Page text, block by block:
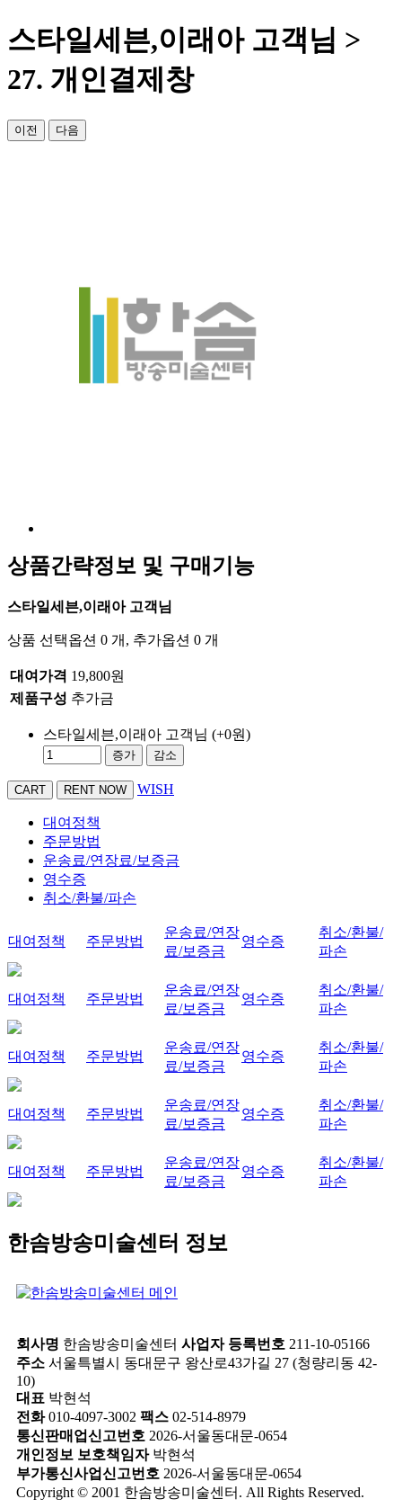
스타일세븐,이래아 고객님 >
27. 개인결제창
이전 다음
상품간략정보 및 구매기능
스타일세븐,이래아 고객님
상품 선택옵션 0 개, 추가옵션 0 개
대여가격 19,800원
제품구성 추가금
스타일세븐,이래아 고객님 (+0원)
증가 감소
WISH
대여정책
주문방법
운송료/연장료/보증금
영수증
취소/환불/파손
대여정책 주문방법
운송료/연장
료/보증금
영수증
취소/환불/
파손
대여정책 주문방법
운송료/연장
료/보증금
영수증
취소/환불/
파손
대여정책 주문방법
운송료/연장
료/보증금
영수증
취소/환불/
파손
대여정책 주문방법
운송료/연장
료/보증금
영수증
취소/환불/
파손
대여정책 주문방법
운송료/연장
료/보증금
영수증
취소/환불/
파손
한솜방송미술센터 정보
회사명 한솜방송미술센터 사업자 등록번호 211-10-05166
주소 서울특별시 동대문구 왕산로43가길 27 (청량리동 42-
10)
대표 박현석
전화010-4097-3002 팩스 02-514-8979
통신판매업신고번호 2026-서울동대문-0654
개인정보 보호책임자박현석
부가통신사업신고번호 2026-서울동대문-0654
Copyright © 2001 한솜방송미술센터. All Rights Reserved.